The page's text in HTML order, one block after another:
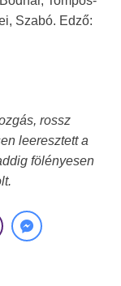
Szabó. Edző:
rossz
leeresztett a
fölényesen